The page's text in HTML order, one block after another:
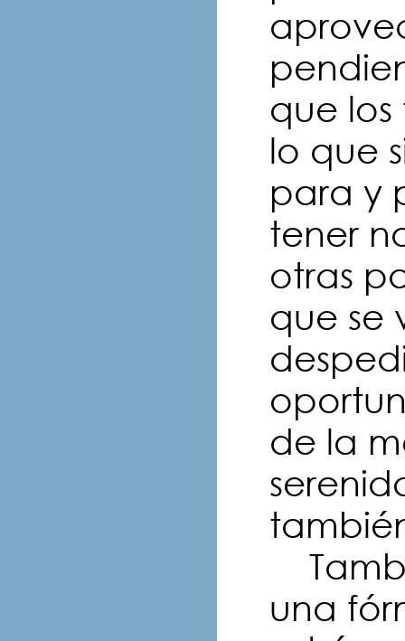
que
lo que
para y
tener
otras
que se
de la
una